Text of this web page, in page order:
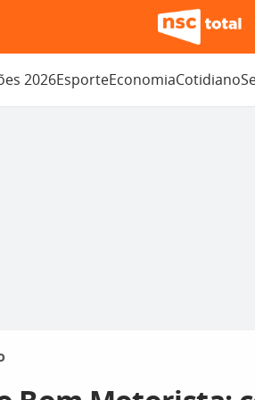
2026EsporteEconomiaCotidiano